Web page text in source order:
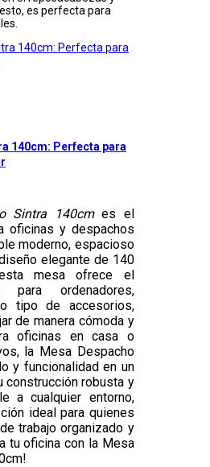
es perfecta para
140cm: Perfecta para
Sintra 140cmes el
oficinas y despachos
moderno, espacioso
elegante de 140
mesa ofrece el
para ordenadores,
tipo de accesorios,
de manera cómoda y
oficinas en casa o
la Mesa Despacho
y funcionalidad en un
construcción robusta y
a cualquier entorno,
ideal para quienes
trabajo organizado y
tu oficina con la Mesa